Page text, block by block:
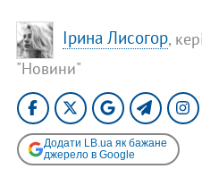
Ірина Лисогор,
"Новини"
Додати LB.ua як бажане
джерело в Google